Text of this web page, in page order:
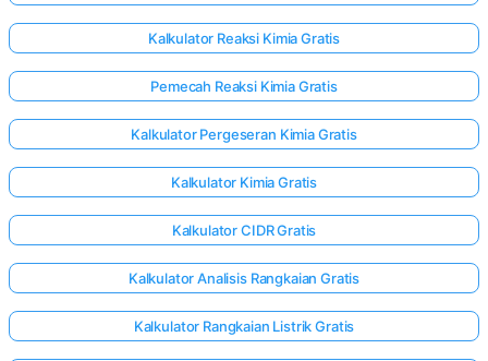
Kalkulator Reaksi Kimia Gratis
Pemecah Reaksi Kimia Gratis
Kalkulator Pergeseran Kimia Gratis
Kalkulator Kimia Gratis
Kalkulator CIDR Gratis
Kalkulator Analisis Rangkaian Gratis
Kalkulator Rangkaian Listrik Gratis